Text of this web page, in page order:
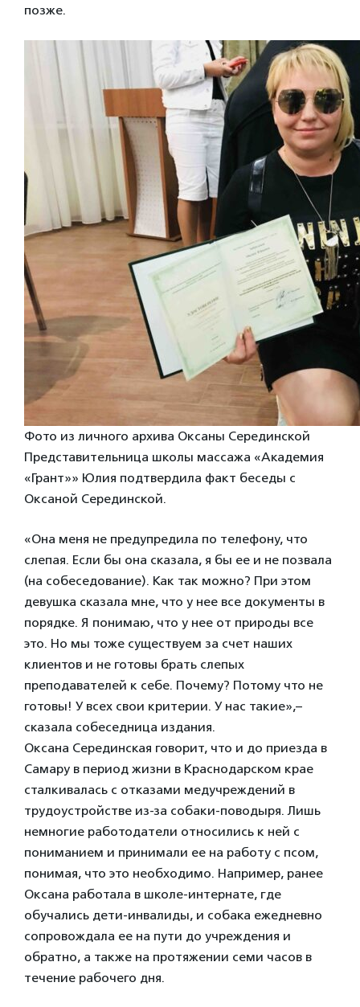
позже.
Фото из личного архива Оксаны Серединской
Представительница школы массажа «Академия
«Грант»» Юлия подтвердила факт беседы с
Оксаной Серединской.
«Она меня не предупредила по телефону, что
слепая. Если бы она сказала, я бы ее и не позвала
(на собеседование). Как так можно? При этом
девушка сказала мне, что у нее все документы в
порядке. Я понимаю, что у нее от природы все
это. Но мы тоже существуем за счет наших
клиентов и не готовы брать слепых
преподавателей к себе. Почему? Потому что не
готовы! У всех свои критерии. У нас такие»,–
сказала собеседница издания.
Оксана Серединская говорит, что и до приезда в
Самару в период жизни в Краснодарском крае
сталкивалась с отказами медучреждений в
трудоустройстве из-за собаки-поводыря. Лишь
немногие работодатели относились к ней с
пониманием и принимали ее на работу с псом,
понимая, что это необходимо. Например, ранее
Оксана работала в школе-интернате, где
обучались дети-инвалиды, и собака ежедневно
сопровождала ее на пути до учреждения и
обратно, а также на протяжении семи часов в
течение рабочего дня.